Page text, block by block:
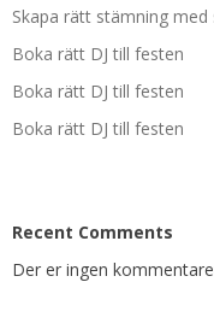
Skapa rätt stämning med
Boka rätt DJ till festen
Boka rätt DJ till festen
Boka rätt DJ till festen
Recent Comments
Der er ingen